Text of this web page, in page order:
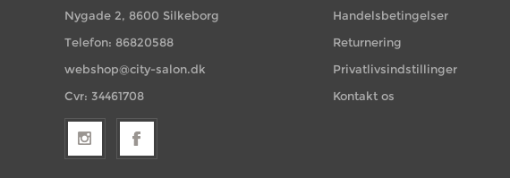
Nygade 2, 8600 Silkeborg
Telefon: 86820588
webshop@city-salon.dk
Cvr: 34461708
Handelsbetingelser
Returnering
Privatlivsindstillinger
Kontakt os